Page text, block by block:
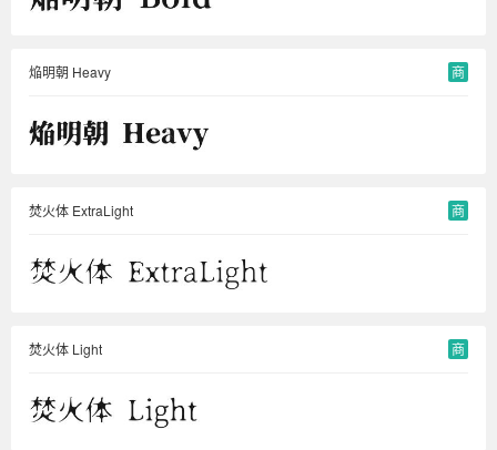
焔明朝 Heavy 商
焚火体 ExtraLight 商
焚火体 Light 商